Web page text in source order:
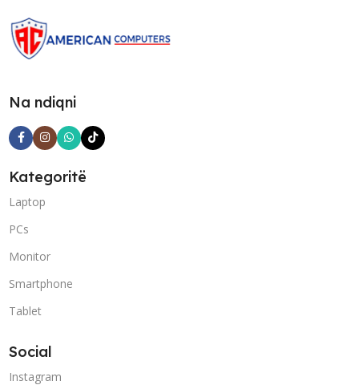
Na ndiqni
Kategoritë
Laptop
PCs
Monitor
Smartphone
Tablet
Social
Instagram